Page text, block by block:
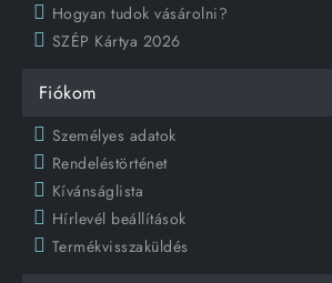
Hogyan tudok vásárolni?
SZÉP Kártya 2026
Fiókom
Személyes adatok
Rendeléstörténet
Kívánságlista
Hírlevél beállítások
Termékvisszaküldés